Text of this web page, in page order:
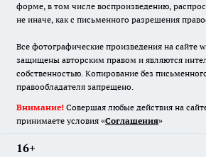
форме, в том числе воспроизведению,
не иначе, как с письменного разрешения
Все фотографические произведения на сайте
защищены авторским правом и являются
собственностью. Копирование без
правообладателя запрещено.
Внимание! Совершая любые действия на
принимаете условия «Cоглашения»
16+